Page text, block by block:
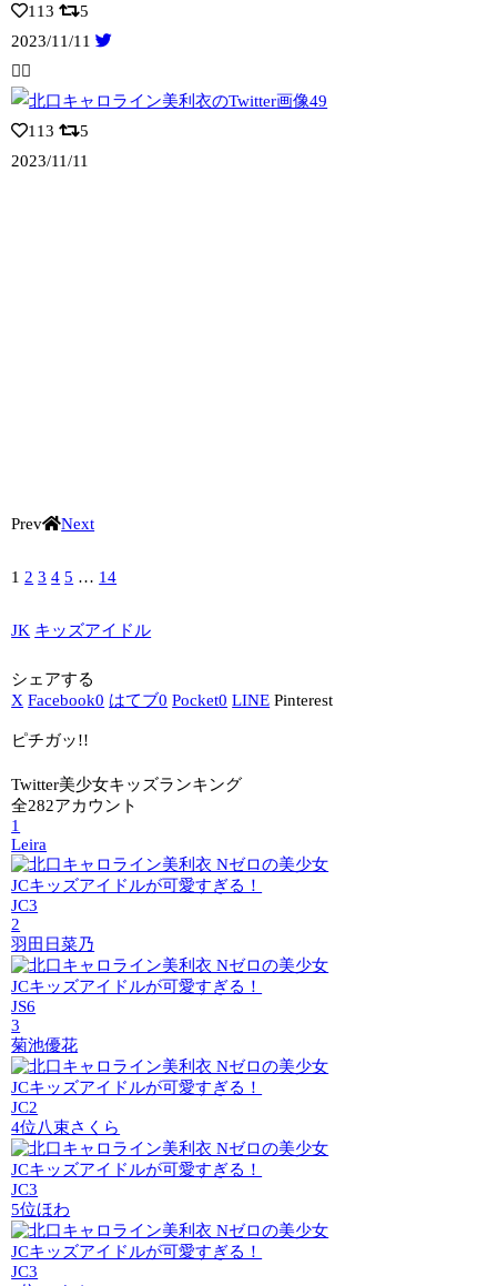
113
5
2023/11/11
👍🏻
113
5
2023/11/11
Prev Next
1 2 3 4 5 … 14
JK キッズアイドル
シェアする
X Facebook0 はてブ0 Pocket0 LINE Pinterest
ピチガッ!!
Twitter美少女キッズランキング
全282アカウント
1
Leira
JC3
2
羽田日菜乃
JS6
3
菊池優花
JC2
4位八束さくら
JC3
5位ほわ
JC3